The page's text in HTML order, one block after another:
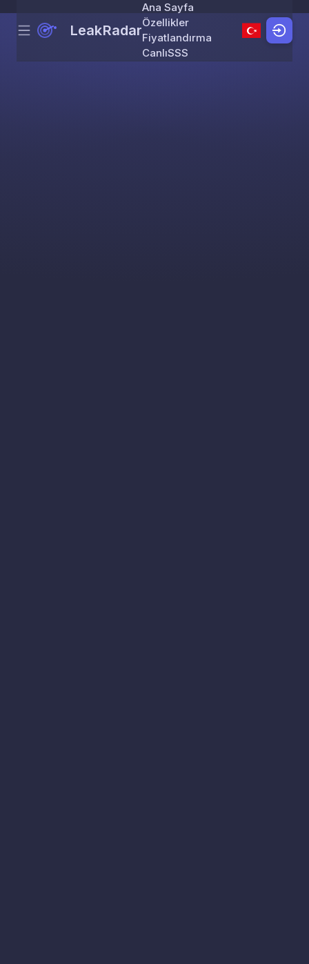
Skip to content
Menu LeakRadar
Ana Sayfa
Özellikler
Fiyatlandırma
CanlıSSS